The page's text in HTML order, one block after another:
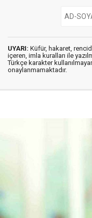
UYARI: Küfür, hakaret,
içeren, imla kuralları ile
Türkçe karakter
onaylanmamaktadır.